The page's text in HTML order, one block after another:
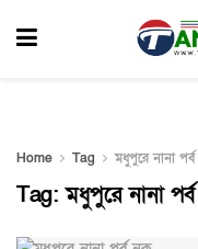
Home Tag মধুপুরে নানা
Tag:মধুপুরে নানা